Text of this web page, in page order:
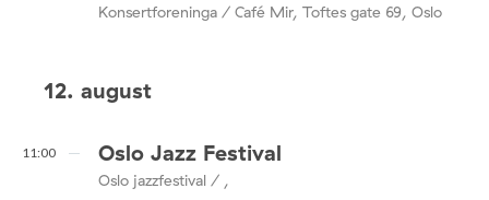
Konsertforeninga / Café Mir, Toftes gate 69, Oslo
12. august
11:00 Oslo Jazz Festival
Oslo jazzfestival / ,